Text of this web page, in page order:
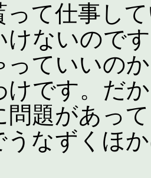
って仕事し
けないので
っていいの
けです。だ
問題があっ
うなずくほ